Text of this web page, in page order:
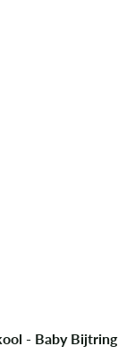
- Baby Bijtring